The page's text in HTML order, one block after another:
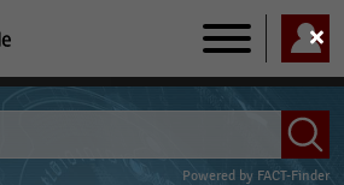
Main
navigation
Powered by FACT-Finder